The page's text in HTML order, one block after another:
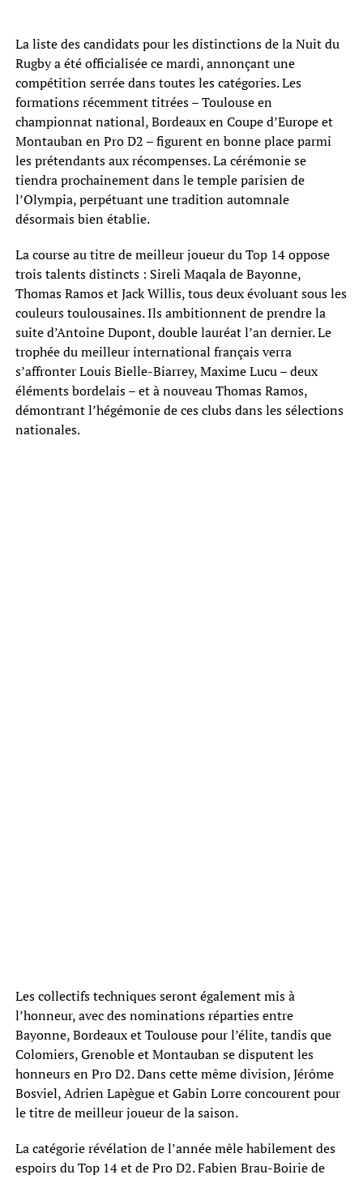
La liste des candidats pour les distinctions de la Nuit du
Rugby a été officialisée ce mardi, annonçant une
compétition serrée dans toutes les catégories. Les
formations récemment titrées – Toulouse en
championnat national, Bordeaux en Coupe d’Europe et
Montauban en Pro D2 – figurent en bonne place parmi
les prétendants aux récompenses. La cérémonie se
tiendra prochainement dans le temple parisien de
l’Olympia, perpétuant une tradition automnale
désormais bien établie.
La course au titre de meilleur joueur du Top 14 oppose
trois talents distincts : Sireli Maqala de Bayonne,
Thomas Ramos et Jack Willis, tous deux évoluant sous les
couleurs toulousaines. Ils ambitionnent de prendre la
suite d’Antoine Dupont, double lauréat l’an dernier. Le
trophée du meilleur international français verra
s’affronter Louis Bielle-Biarrey, Maxime Lucu – deux
éléments bordelais – et à nouveau Thomas Ramos,
démontrant l’hégémonie de ces clubs dans les sélections
nationales.
Les collectifs techniques seront également mis à
l’honneur, avec des nominations réparties entre
Bayonne, Bordeaux et Toulouse pour l’élite, tandis que
Colomiers, Grenoble et Montauban se disputent les
honneurs en Pro D2. Dans cette même division, Jérôme
Bosviel, Adrien Lapègue et Gabin Lorre concourent pour
le titre de meilleur joueur de la saison.
La catégorie révélation de l’année mêle habilement des
espoirs du Top 14 et de Pro D2. Fabien Brau-Boirie de